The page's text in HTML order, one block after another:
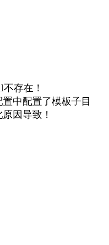
存在！
中配置了模板子目
因导致！